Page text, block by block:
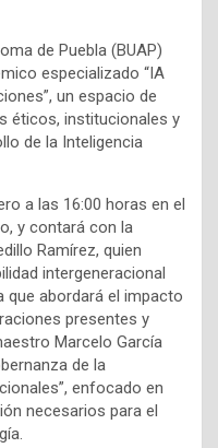
de Puebla (BUAP)
especializado “IA
un espacio de
éticos, institucionales y
de la Inteligencia
a las 16:00 horas en el
y contará con la
Ramírez, quien
intergeneracional
que abordará el impacto
presentes y
Marcelo García
de la
enfocado en
necesarios para el